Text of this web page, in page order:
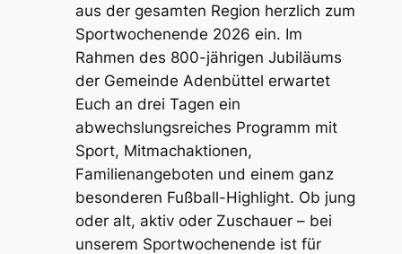
aus der gesamten Region herzlich zum
Sportwochenende 2026 ein. Im
Rahmen des 800-jährigen Jubiläums
der Gemeinde Adenbüttel erwartet
Euch an drei Tagen ein
abwechslungsreiches Programm mit
Sport, Mitmachaktionen,
Familienangeboten und einem ganz
besonderen Fußball-Highlight. Ob jung
oder alt, aktiv oder Zuschauer – bei
unserem Sportwochenende ist für